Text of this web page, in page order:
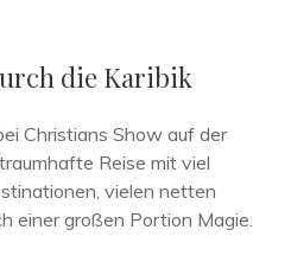
die Karibik
Christians Show auf der
Reise mit viel
vielen netten
einer großen Portion Magie.